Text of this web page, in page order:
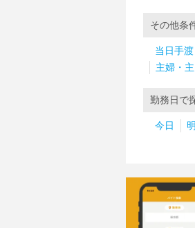
その他条
当日手渡
主婦・
勤務日で
今日